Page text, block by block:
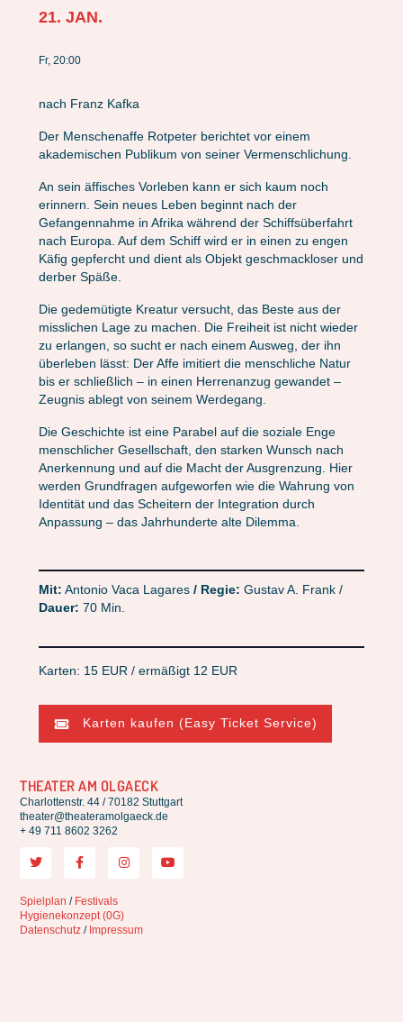
21. JAN.
Fr, 20:00
nach Franz Kafka
Der Menschenaffe Rotpeter berichtet vor einem
akademischen Publikum von seiner Vermenschlichung.
An sein äffisches Vorleben kann er sich kaum noch
erinnern. Sein neues Leben beginnt nach der
Gefangennahme in Afrika während der Schiffsüberfahrt
nach Europa. Auf dem Schiff wird er in einen zu engen
Käfig gepfercht und dient als Objekt geschmackloser und
derber Späße.
Die gedemütigte Kreatur versucht, das Beste aus der
misslichen Lage zu machen. Die Freiheit ist nicht wieder
zu erlangen, so sucht er nach einem Ausweg, der ihn
überleben lässt: Der Affe imitiert die menschliche Natur
bis er schließlich – in einen Herrenanzug gewandet –
Zeugnis ablegt von seinem Werdegang.
Die Geschichte ist eine Parabel auf die soziale Enge
menschlicher Gesellschaft, den starken Wunsch nach
Anerkennung und auf die Macht der Ausgrenzung. Hier
werden Grundfragen aufgeworfen wie die Wahrung von
Identität und das Scheitern der Integration durch
Anpassung – das Jahrhunderte alte Dilemma.
Mit: Antonio Vaca Lagares / Regie: Gustav A. Frank /
Dauer: 70 Min.
Karten: 15 EUR / ermäßigt 12 EUR
Karten kaufen (Easy Ticket Service)
THEATER AM OLGAECK
Charlottenstr. 44 / 70182 Stuttgart
theater@theateramolgaeck.de
+ 49 711 8602 3262
Spielplan / Festivals
Hygienekonzept (0G)
Datenschutz / Impressum